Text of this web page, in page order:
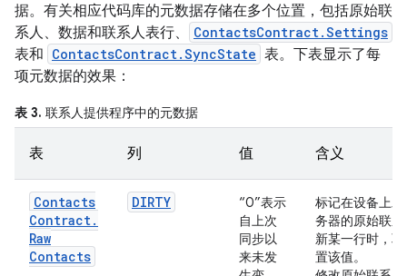
据。有关相应代码库的元数据存储在多个位置，包括原始联
系人、数据和联系人表行、
ContactsContract.Settings
表和 ContactsContract.SyncState 表。下表显示了每
项元数据的效果：
表 3. 联系人提供程序中的元数据
表 列 值 含义
Contacts
Contract.
Raw
Contacts
DIRTY
“0”表示
自上次
同步以
来未发
标记在设备上
务器的原始联
新某一行时，
置该值。